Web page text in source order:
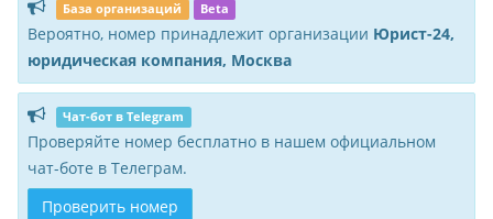
База организаций Beta
Вероятно, номер принадлежит организации Юрист-24,
юридическая компания, Москва
Чат-бот в Telegram
Проверяйте номер бесплатно в нашем официальном
чат-боте в Телеграм.
Проверить номер